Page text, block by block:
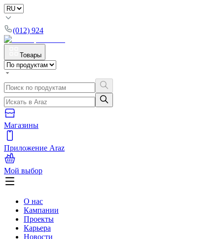
(012) 924
Товары
Магазины
Приложение Araz
Мой выбор
О нас
Кампании
Проекты
Карьера
Новости